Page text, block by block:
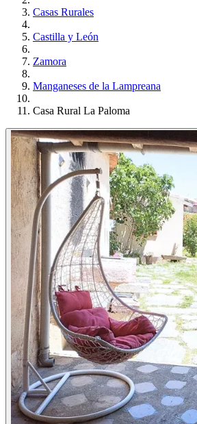
Casas Rurales
Castilla y León
Zamora
Manganeses de la Lampreana
Casa Rural La Paloma